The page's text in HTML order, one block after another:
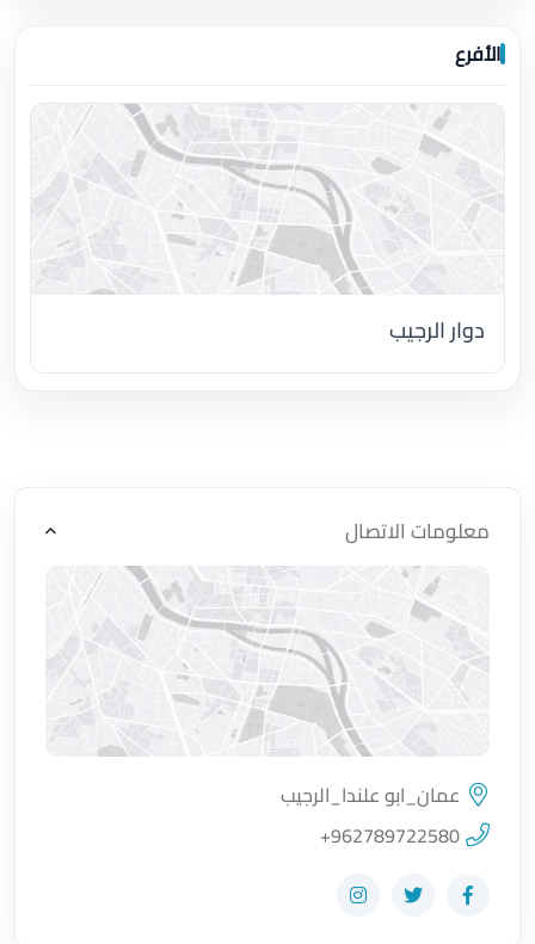
الأفرع
دوار الرجيب
معلومات الاتصال
اضغط لتحميل الموقع
عمان_ابو علندا_الرجيب
+962789722580
زيارة حساب المتجر على Facebook-f
زيارة حساب المتجر على Twitter
زيارة حساب المتجر على Instagram